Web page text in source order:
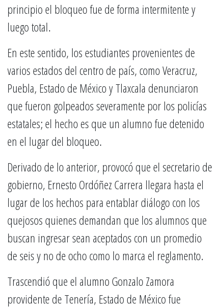
principio el bloqueo fue de forma intermitente y
luego total.
En este sentido, los estudiantes provenientes de
varios estados del centro de país, como Veracruz,
Puebla, Estado de México y Tlaxcala denunciaron
que fueron golpeados severamente por los policías
estatales; el hecho es que un alumno fue detenido
en el lugar del bloqueo.
Derivado de lo anterior, provocó que el secretario de
gobierno, Ernesto Ordóñez Carrera llegara hasta el
lugar de los hechos para entablar diálogo con los
quejosos quienes demandan que los alumnos que
buscan ingresar sean aceptados con un promedio
de seis y no de ocho como lo marca el reglamento.
Trascendió que el alumno Gonzalo Zamora
providente de Tenería, Estado de México fue